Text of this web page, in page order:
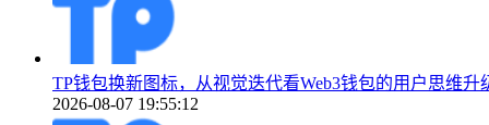
TP钱包换新图标，从视觉迭代看Web3钱包的用户思维升
2026-08-07 19:55:12